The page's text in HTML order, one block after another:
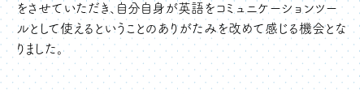
をさせていただき、自分自身が英語をコミュニケーションツー
ルとして使えるということのありがたみを改めて感じる機会とな
りました。